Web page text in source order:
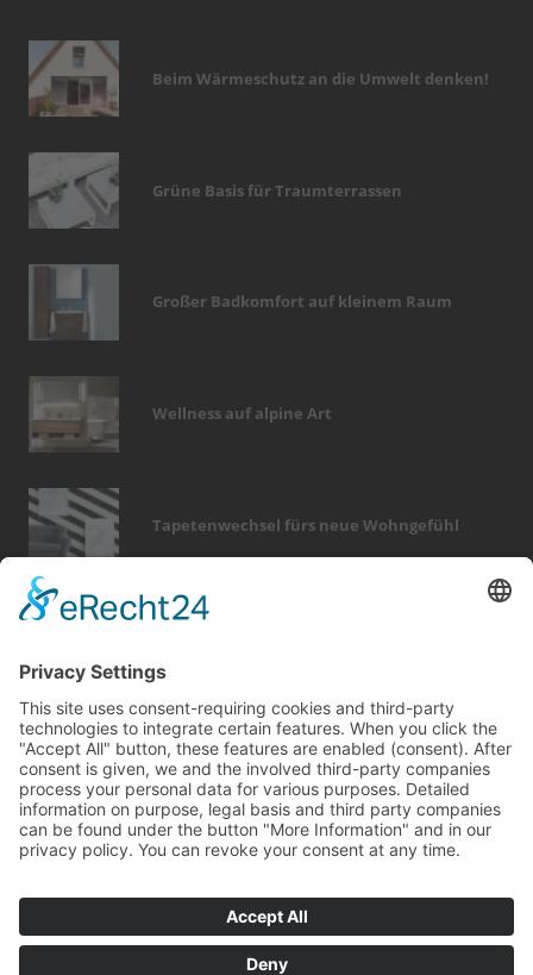
Beim Wärmeschutz an die Umwelt denken!
Grüne Basis für Traumterrassen
Großer Badkomfort auf kleinem Raum
Wellness auf alpine Art
Tapetenwechsel fürs neue Wohngefühl
fliesen outdoor fotovoltaik renovieren
möbel
hausbau
förderung garten sanieren
dach
dämmung
wellness küche feuer
holz
heizung
fußboden zaun
modernisieren